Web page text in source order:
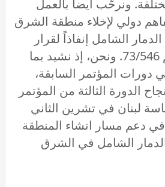
ونرحّب ايضا بالعمل
دولي لإخلاء منطقة الشرق
الشامل إنفاذاً لقرار
الجمعية العامة رقم 73/546. ونحن، إذ نشيد بما
دورات المؤتمر السابقة،
الدورة الثالثة من المؤتمر
لبنان في تشرين الثاني
دعم مسار انشاء المنطقة
الشامل في الشرق